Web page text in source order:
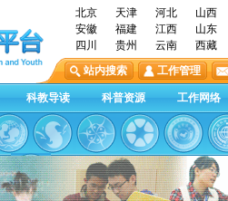
北京 天津 河北 山西
安徽
福建 江西 山东
四川
贵州 云南 西藏
站内搜索
工作管理
科教导读 科普资源 工作网络